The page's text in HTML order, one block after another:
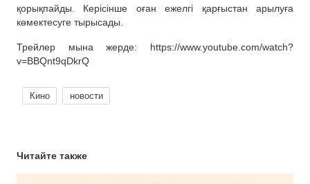
қорықпайды. Керісінше оған ежелгі қарғыстан арылуға
көмектесуге тырысады.
Трейлер мына жерде: https://www.youtube.com/watch?
v=BBQnt9qDkrQ
Кино новости
Читайте также